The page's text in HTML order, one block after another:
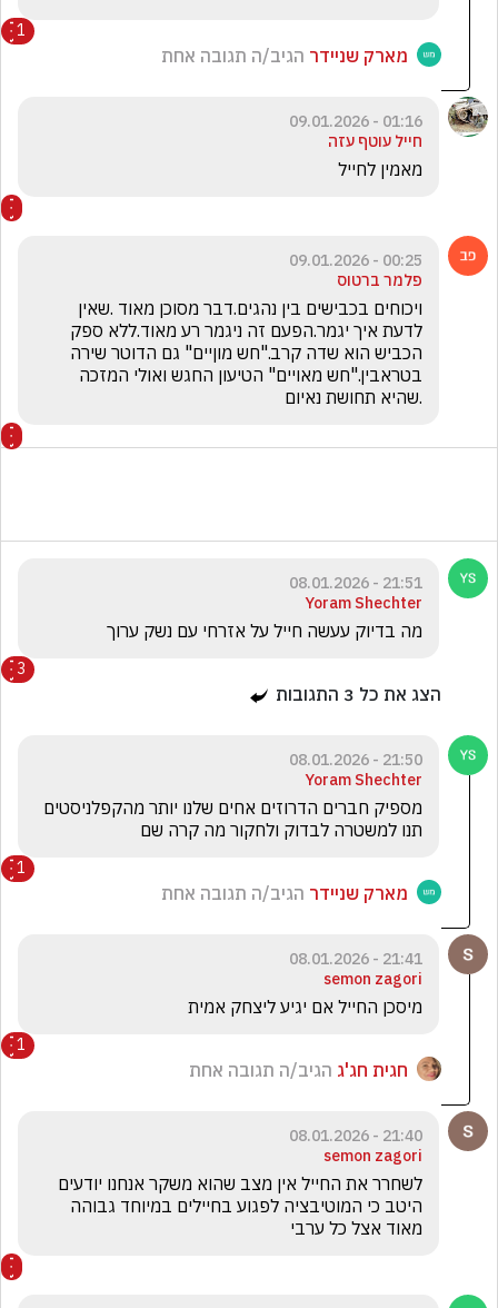
1
מארק שניידר הגיב/ה תגובה אחת
01:16 - 09.01.2026
חייל עוטף עזה
מאמין לחייל
00:25 - 09.01.2026
פלמר ברטוס
.שהיא תחושת נאיום
21:51 - 08.01.2026
Yoram Shechter
מה בדיוק עעשה חייל על אזרחי עם נשק ערוך
3
הצג את כל 3 התגובות
21:50 - 08.01.2026
Yoram Shechter
תנו למשטרה לבדוק ולחקור מה קרה שם
1
מארק שניידר הגיב/ה תגובה אחת
21:41 - 08.01.2026
semon zagori
מיסכן החייל אם יגיע ליצחק אמית
1
חגית חג'ג הגיב/ה תגובה אחת
21:40 - 08.01.2026
semon zagori
מאוד אצל כל ערבי